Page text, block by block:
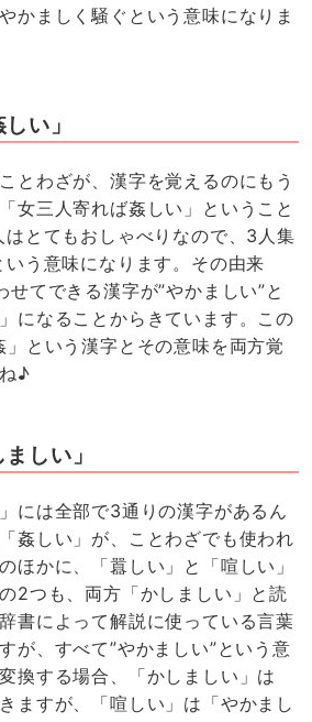
かましく騒ぐという意味になりま
い」
とわざが、漢字を覚えるのにもう
女三人寄れば姦しい」ということ
はとてもおしゃべりなので、3人集
いう意味になります。その由来
てできる漢字が”やかましい”と
になることからきています。この
」という漢字とその意味を両方覚
♪
しい」
には全部で3通りの漢字があるん
姦しい」が、ことわざでも使われ
ほかに、「囂しい」と「喧しい」
2つも、両方「かしましい」と読
書によって解説に使っている言葉
が、すべて”やかましい”という意
換する場合、「かしましい」は
ますが、「喧しい」は「やかまし